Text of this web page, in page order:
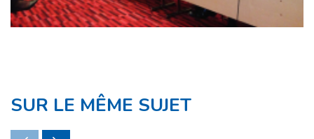
SUR LE MÊME SUJET